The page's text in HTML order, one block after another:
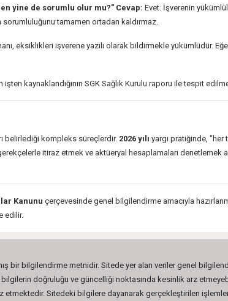
yine de sorumlu olur mu?" Cevap: Evet. İşverenin
tamamen ortadan kaldırmaz.
eksiklikleri işverene yazılı olarak bildirmekle yükümlüdür.
işten kaynaklandığının SGK Sağlık Kurulu raporu ile tespit
belirlediği kompleks süreçlerdir. 2026 yılı yargı pratiğinde,
itiraz etmek ve aktüeryal hesaplamaları
Kanunu çerçevesinde genel bilgilendirme amacıyla
edilir.
bir bilgilendirme metnidir. Sitede yer alan veriler genel
doğruluğu ve güncelliği noktasında kesinlik arz
etmektedir. Sitedeki bilgilere dayanarak gerçekleştirilen